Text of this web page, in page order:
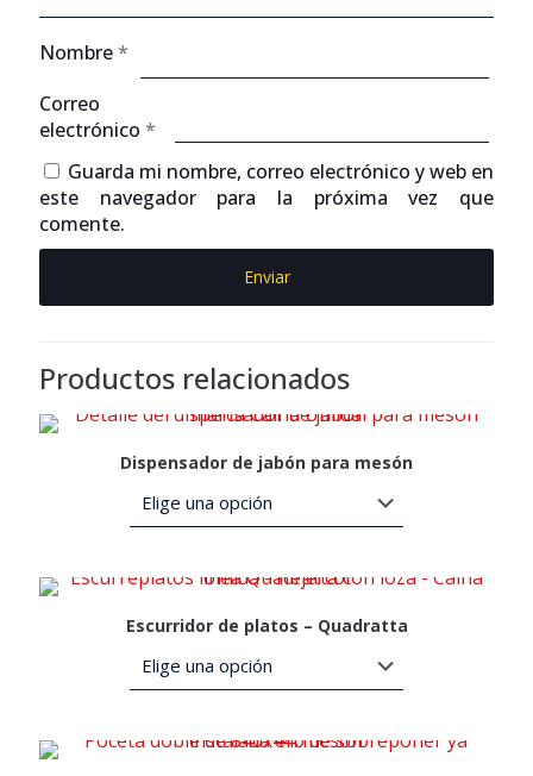
Nombre*
Correo
electrónico *
Guarda mi nombre, correo electrónico y web en
este navegador para la próxima vez que
comente.
Productos relacionados
Dispensador de jabón para mesón
Escurridor de platos – Quadratta